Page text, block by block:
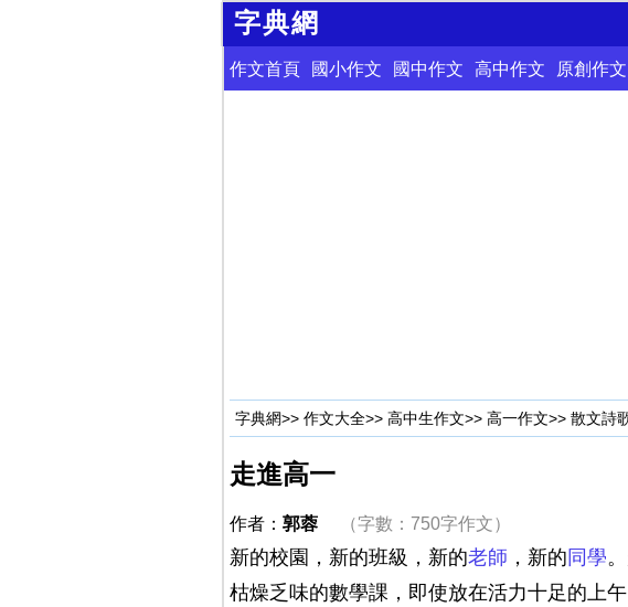
字典網
作文首頁 國小作文 國中作文 高中作文 原創作文
字典網>> 作文大全>> 高中生作文>> 高一作文>> 散文詩
走進高一
作者： 郭蓉 （字數：750字作文）
新的校園，新的班級，新的老師 ，新的 同學
枯燥乏味的數學課，即使放在活力十足的上